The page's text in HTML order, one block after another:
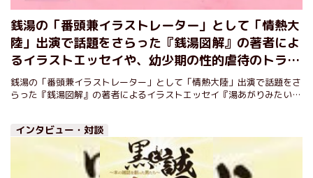
銭湯の「番頭兼イラストレーター」として「情熱大
陸」出演で話題をさらった『銭湯図解』の著者によ
るイラストエッセイや、幼少期の性的虐待のトラウ
マを払拭するためエベレストに挑んだ女性登山家の
実話など、双葉社の多彩な11月新刊をご紹介！
銭湯の「番頭兼イラストレーター」として「情熱大陸」出演で話題をさ
らった『銭湯図解』の著者によるイラストエッセイ『湯あがりみたい
社の多彩な11月新刊をご紹介します！
インタビュー・対談